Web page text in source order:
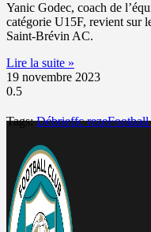
Yanic Godec, coach de
catégorie U15F, revient sur
Saint-Brévin AC.
Lire la suite »
19 novembre 2023
Tags: Débrieffc reze